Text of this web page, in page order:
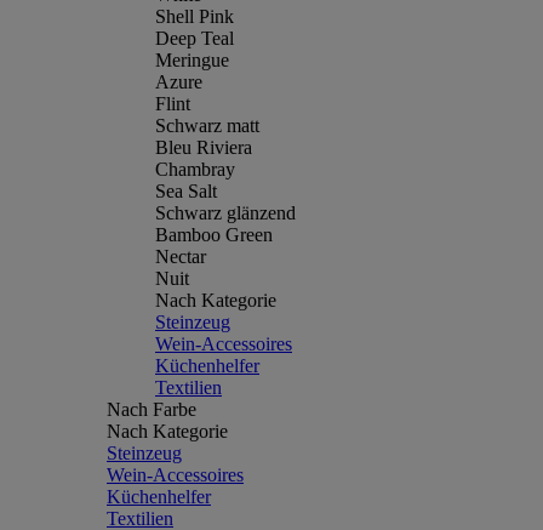
Shell Pink
Deep Teal
Meringue
Azure
Flint
Schwarz matt
Bleu Riviera
Chambray
Sea Salt
Schwarz glänzend
Bamboo Green
Nectar
Nuit
Nach Kategorie
Steinzeug
Wein-Accessoires
Küchenhelfer
Textilien
Nach Farbe
Nach Kategorie
Steinzeug
Wein-Accessoires
Küchenhelfer
Textilien